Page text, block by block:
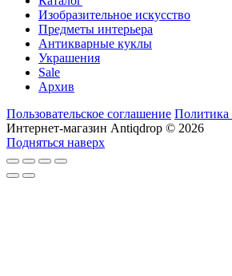
Изобразительное искусство
Предметы интерьера
Антикварные куклы
Украшения
Sale
Архив
Пользовательское соглашение Политика
Интернет-магазин Antiqdrop © 2026
Подняться наверх